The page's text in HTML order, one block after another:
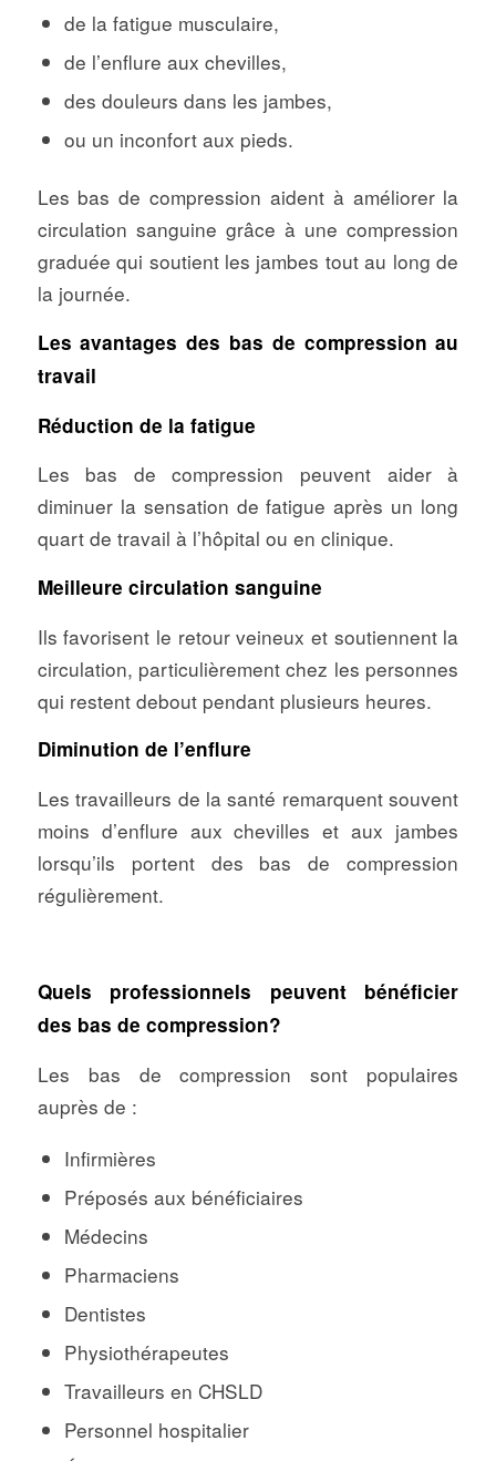
de la fatigue musculaire,
de l’enflure aux chevilles,
des douleurs dans les jambes,
ou un inconfort aux pieds.
Les bas de compression aident à améliorer la
circulation sanguine grâce à une compression
graduée qui soutient les jambes tout au long de
la journée.
Les avantages des bas de compression au
travail
Réduction de la fatigue
Les bas de compression peuvent aider à
diminuer la sensation de fatigue après un long
quart de travail à l’hôpital ou en clinique.
Meilleure circulation sanguine
Ils favorisent le retour veineux et soutiennent la
circulation, particulièrement chez les personnes
qui restent debout pendant plusieurs heures.
Diminution de l’enflure
Les travailleurs de la santé remarquent souvent
moins d’enflure aux chevilles et aux jambes
lorsqu’ils portent des bas de compression
régulièrement.
Quels professionnels peuvent bénéficier
des bas de compression?
Les bas de compression sont populaires
auprès de :
Infirmières
Préposés aux bénéficiaires
Médecins
Pharmaciens
Dentistes
Physiothérapeutes
Travailleurs en CHSLD
Personnel hospitalier